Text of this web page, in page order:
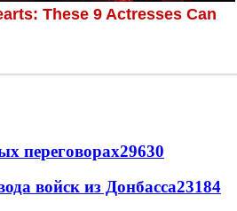
переговорах29630
войск из Донбасса23184